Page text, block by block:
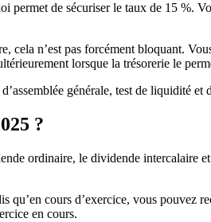
permet de sécuriser le taux de 15 %.
cela n’est pas forcément bloquant.
lorsque la trésorerie le
générale, test de liquidité
?
ordinaire, le dividende intercalaire
qu’en cours d’exercice, vous pouvez
en cours.